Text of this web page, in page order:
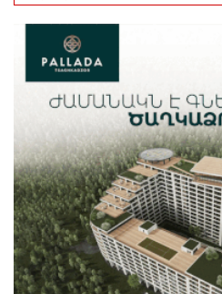
Платформа Rate.Trading
IDBank представил
Состоялось открытие
поддержке IDBank
Пашинян ты упустил
Аршак Карапетян
Обновленный Центр